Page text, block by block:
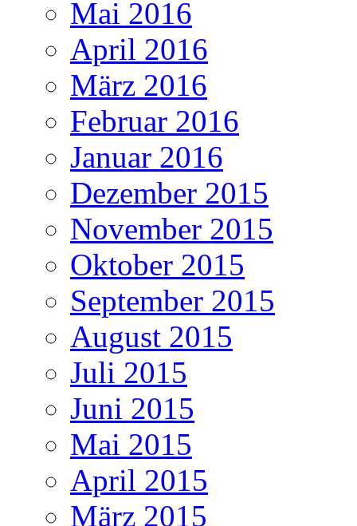
Mai 2016
April 2016
März 2016
Februar 2016
Januar 2016
Dezember 2015
November 2015
Oktober 2015
September 2015
August 2015
Juli 2015
Juni 2015
Mai 2015
April 2015
März 2015